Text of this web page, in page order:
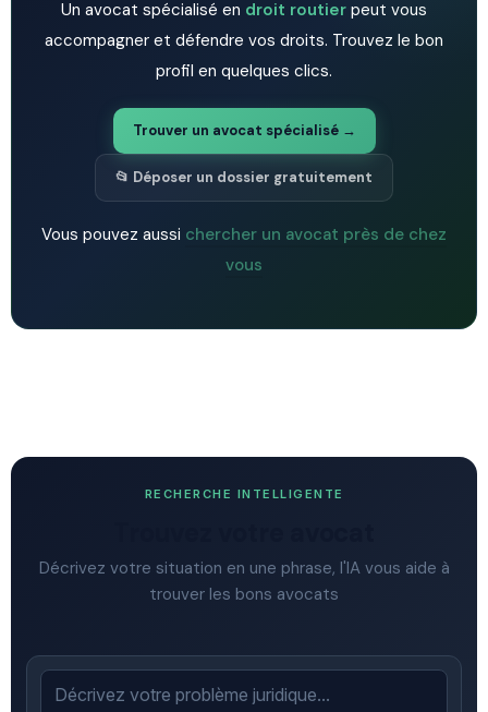
Un avocat spécialisé en droit routier peut vous
accompagner et défendre vos droits. Trouvez le bon
profil en quelques clics.
Trouver un avocat spécialisé →
📂 Déposer un dossier gratuitement
Vous pouvez aussi chercher un avocat près de chez
vous
RECHERCHE INTELLIGENTE
Décrivez votre situation en une phrase, l'IA vous aide à
trouver les bons avocats